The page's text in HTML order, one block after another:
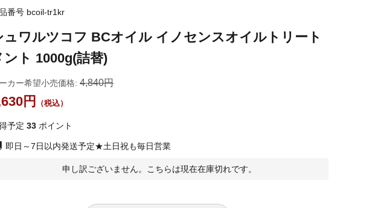
番号 bcoil-tr1kr
ュワルツコフ BCオイル イノセンスオイルトリート
ント 1000g(詰替)
カー希望小売価格: 4,840
予定 33 ポイント
即日～7日以内発送予定★土日祝も毎日営業
申し訳ございません。こちらは現在在庫切れです。